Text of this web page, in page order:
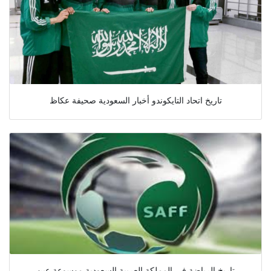
تاريخ اتحاد التايكوندو أخبار السعودية صحيفة عكاظ